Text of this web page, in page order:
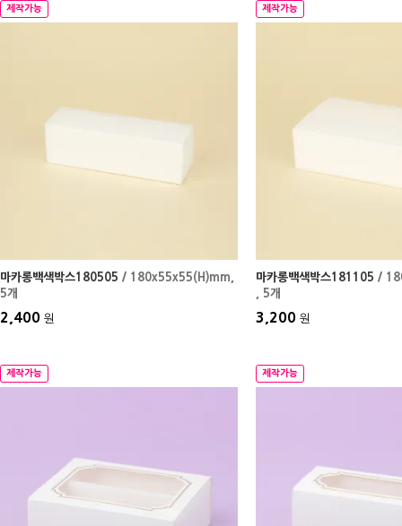
제작가능
마카롱백색박스180505 / 180x55x55(H)mm
5개
2,400 원
제작가능
마카롱백색박스181105 /
, 5개
3,200 원
제작가능 제작가능